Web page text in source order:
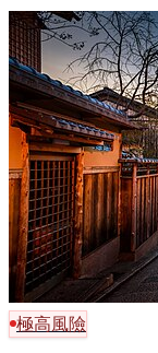
極高風險